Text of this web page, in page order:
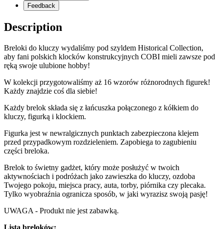
Feedback
Description
Breloki do kluczy wydaliśmy pod szyldem Historical Collection,
aby fani polskich klocków konstrukcyjnych COBI mieli zawsze pod
ręką swoje ulubione hobby!
W kolekcji przygotowaliśmy aż 16 wzorów różnorodnych figurek!
Każdy znajdzie coś dla siebie!
Każdy brelok składa się z łańcuszka połączonego z kółkiem do
kluczy, figurką i klockiem.
Figurka jest w newralgicznych punktach zabezpieczona klejem
przed przypadkowym rozdzieleniem. Zapobiega to zagubieniu
części breloka.
Brelok to świetny gadżet, który może posłużyć w twoich
aktywnościach i podróżach jako zawieszka do kluczy, ozdoba
Twojego pokoju, miejsca pracy, auta, torby, piórnika czy plecaka.
Tylko wyobraźnia ogranicza sposób, w jaki wyrazisz swoją pasję!
UWAGA - Produkt nie jest zabawką.